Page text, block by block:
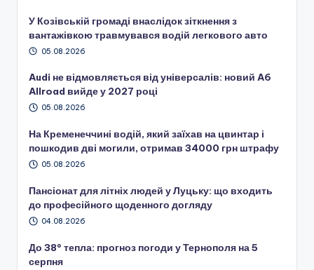
У Козівській громаді внаслідок зіткнення з
вантажівкою травмувався водій легкового авто
05.08.2026
Audi не відмовляється від універсалів: новий A6
Allroad вийде у 2027 році
05.08.2026
На Кременеччині водій, який заїхав на цвинтар і
пошкодив дві могили, отримав 34000 грн штрафу
05.08.2026
Пансіонат для літніх людей у Луцьку: що входить
до професійного щоденного догляду
04.08.2026
До 38° тепла: прогноз погоди у Тернополя на 5
серпня